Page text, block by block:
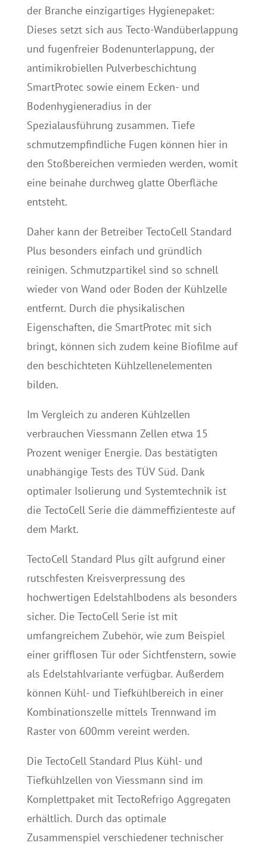
der Branche einzigartiges Hygienepaket:
Dieses setzt sich aus Tecto-Wandüberlappung
und fugenfreier Bodenunterlappung, der
antimikrobiellen Pulverbeschichtung
SmartProtec sowie einem Ecken- und
Bodenhygieneradius in der
Spezialausführung zusammen. Tiefe
schmutzempfindliche Fugen können hier in
den Stoßbereichen vermieden werden, womit
eine beinahe durchweg glatte Oberfläche
entsteht.
Daher kann der Betreiber TectoCell Standard
Plus besonders einfach und gründlich
reinigen. Schmutzpartikel sind so schnell
wieder von Wand oder Boden der Kühlzelle
entfernt. Durch die physikalischen
Eigenschaften, die SmartProtec mit sich
bringt, können sich zudem keine Biofilme auf
den beschichteten Kühlzellenelementen
bilden.
Im Vergleich zu anderen Kühlzellen
verbrauchen Viessmann Zellen etwa 15
Prozent weniger Energie. Das bestätigten
unabhängige Tests des TÜV Süd. Dank
optimaler Isolierung und Systemtechnik ist
die TectoCell Serie die dämmeffizienteste auf
dem Markt.
TectoCell Standard Plus gilt aufgrund einer
rutschfesten Kreisverpressung des
hochwertigen Edelstahlbodens als besonders
sicher. Die TectoCell Serie ist mit
umfangreichem Zubehör, wie zum Beispiel
einer grifflosen Tür oder Sichtfenstern, sowie
als Edelstahlvariante verfügbar. Außerdem
können Kühl- und Tiefkühlbereich in einer
Kombinationszelle mittels Trennwand im
Raster von 600mm vereint werden.
Die TectoCell Standard Plus Kühl- und
Tiefkühlzellen von Viessmann sind im
Komplettpaket mit TectoRefrigo Aggregaten
erhältlich. Durch das optimale
Zusammenspiel verschiedener technischer